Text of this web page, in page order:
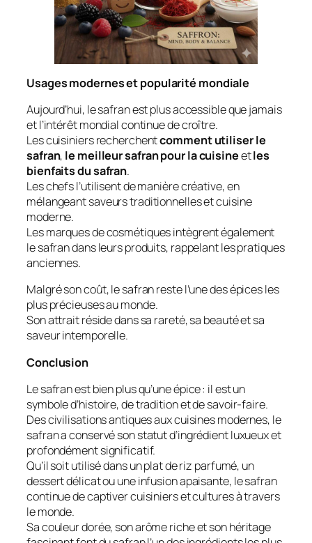
Usages modernes et popularité mondiale
Aujourd’hui, le safran est plus accessible que jamais
et l’intérêt mondial continue de croître.
Les cuisiniers recherchentcomment utiliser le
safran, le meilleur safran pour la cuisineetles
bienfaits du safran.
Les chefs l’utilisent de manière créative, en
mélangeant saveurs traditionnelles et cuisine
moderne.
Les marques de cosmétiques intègrent également
le safran dans leurs produits, rappelant les pratiques
anciennes.
Malgré son coût, le safran reste l’une des épices les
plus précieuses au monde.
Son attrait réside dans sa rareté, sa beauté et sa
saveur intemporelle.
Conclusion
Le safran est bien plus qu’une épice : il est un
symbole d’histoire, de tradition et de savoir-faire.
Des civilisations antiques aux cuisines modernes, le
safran a conservé son statut d’ingrédient luxueux et
profondément significatif.
Qu’il soit utilisé dans un plat de riz parfumé, un
dessert délicat ou une infusion apaisante, le safran
continue de captiver cuisiniers et cultures à travers
le monde.
Sa couleur dorée, son arôme riche et son héritage